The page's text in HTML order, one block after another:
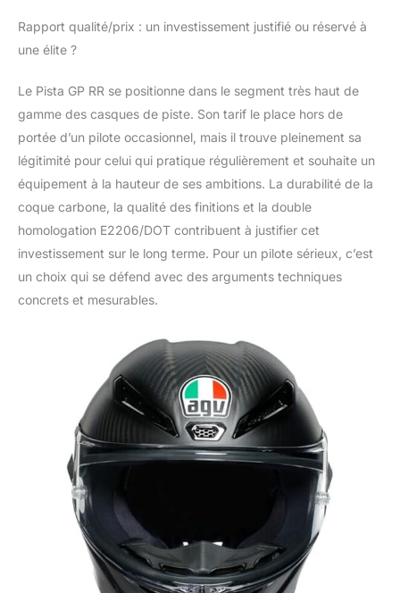
Rapport qualité/prix : un investissement justifié ou réservé à
une élite ?
Le Pista GP RR se positionne dans le segment très haut de
gamme des casques de piste. Son tarif le place hors de
portée d’un pilote occasionnel, mais il trouve pleinement sa
légitimité pour celui qui pratique régulièrement et souhaite un
équipement à la hauteur de ses ambitions. La durabilité de la
coque carbone, la qualité des finitions et la double
homologation E2206/DOT contribuent à justifier cet
investissement sur le long terme. Pour un pilote sérieux, c’est
un choix qui se défend avec des arguments techniques
concrets et mesurables.